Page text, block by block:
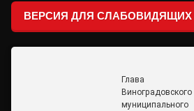
ВЕРСИЯ ДЛЯ СЛАБОВИДЯЩИХ
Глава
Виноградовского
муниципального